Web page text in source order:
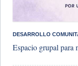
DESARROLLO
Espacio grupal para